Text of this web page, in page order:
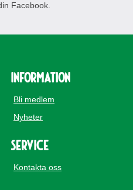
Facebook.
Information
Bli medlem
Nyheter
Service
Kontakta oss